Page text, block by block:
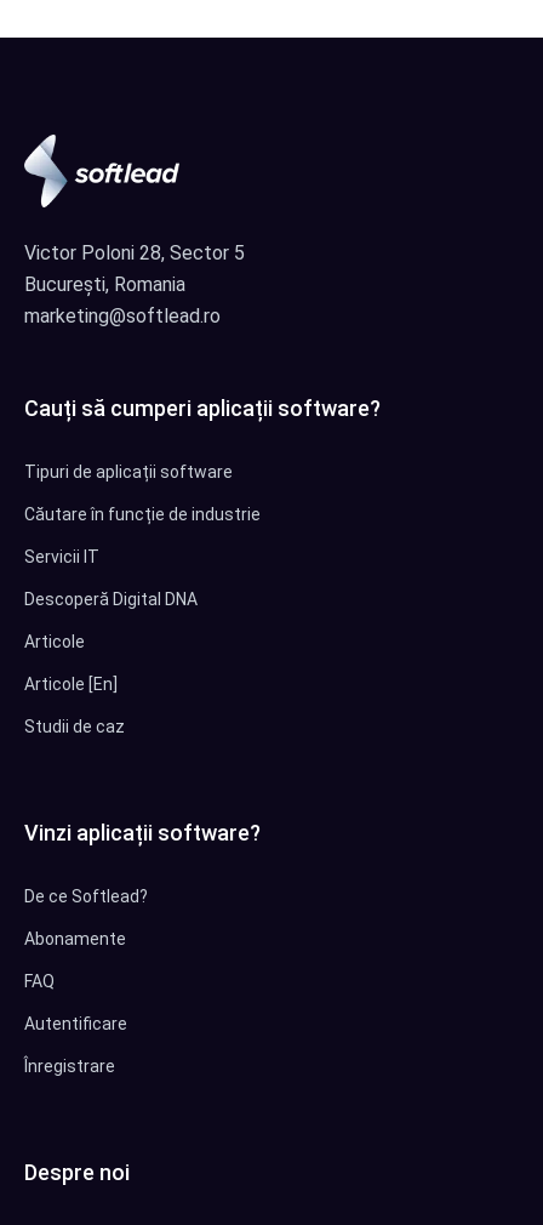
Victor Poloni 28, Sector 5
București, Romania
marketing@softlead.ro
Cauți să cumperi aplicații software?
Tipuri de aplicații software
Căutare în funcție de industrie
Servicii IT
Descoperă Digital DNA
Articole
Articole [En]
Studii de caz
Vinzi aplicații software?
De ce Softlead?
Abonamente
FAQ
Autentificare
Înregistrare
Despre noi